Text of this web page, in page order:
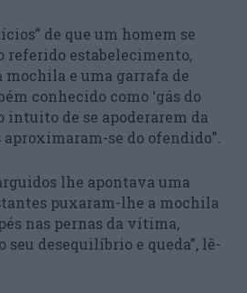
de que um homem se
referido estabelecimento,
mochila e uma garrafa de
conhecido como ‘gás do
intuito de se apoderarem da
se do ofendido”.
lhe apontava uma
puxaram-lhe a mochila
nas pernas da vítima,
desequilíbrio e queda”, lê-